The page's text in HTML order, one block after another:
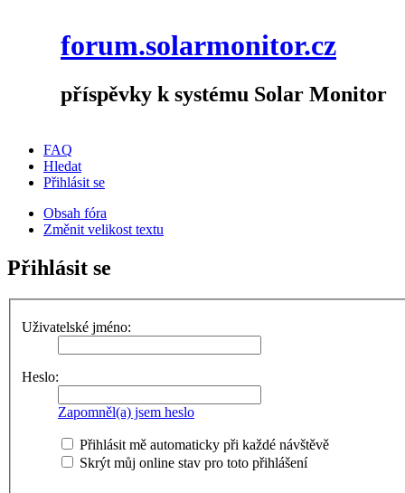
forum.solarmonitor.cz
příspěvky k systému Solar Monitor
FAQ
Hledat
Přihlásit se
Obsah fóra
Změnit velikost textu
Přihlásit se
Uživatelské jméno:
Heslo:
Zapomněl(a) jsem heslo
Přihlásit mě automaticky při každé návštěvě
Skrýt můj online stav pro toto přihlášení